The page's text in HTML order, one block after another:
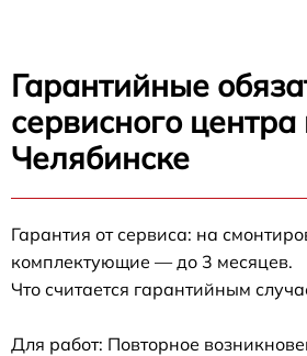
Гарантийные
сервисного центра
Челябинске
Гарантия от сервиса: на
комплектующие — до 3 месяцев.
Что считается гарантийным
Для работ: Повторное